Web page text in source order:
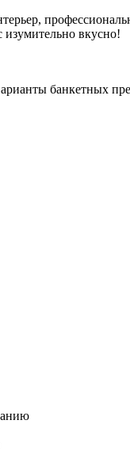
изумительно вкусно!
банкетных